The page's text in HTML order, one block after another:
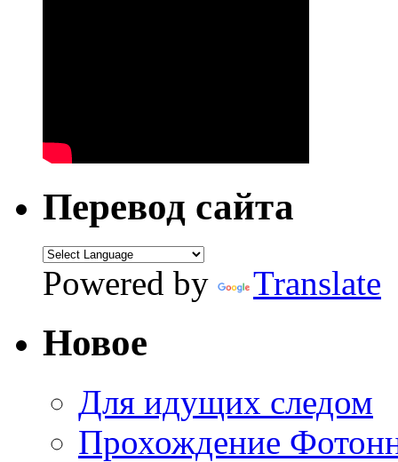
Перевод сайта
Powered by Translate
Новое
Для идущих следом
Прохождение